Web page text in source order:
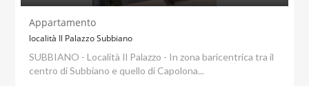
Appartamento
località Il Palazzo Subbiano
SUBBIANO - Località Il Palazzo - In zona baricentrica tra il
centro di Subbiano e quello di Capolona...